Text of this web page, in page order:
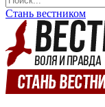
Стань вестником